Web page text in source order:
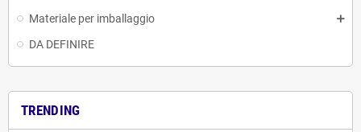
Materiale per imballaggio
DA DEFINIRE
TRENDING